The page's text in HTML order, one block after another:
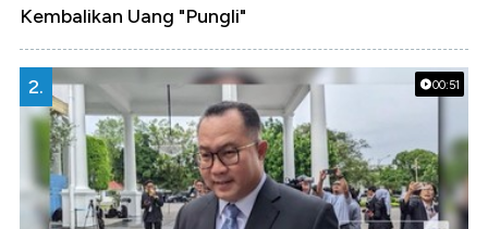
Kembalikan Uang "Pungli"
00:51
2.